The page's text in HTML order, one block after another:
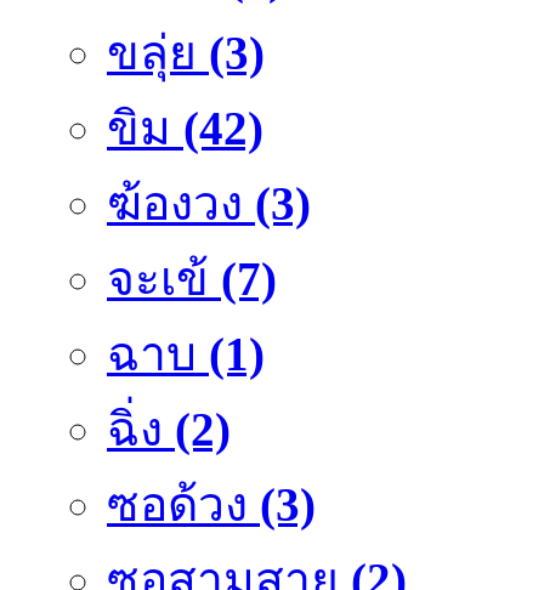
ขลุ่ย (3)
ขิม (42)
ฆ้องวง (3)
จะเข้ (7)
ฉาบ (1)
ฉิ่ง (2)
ซอด้วง (3)